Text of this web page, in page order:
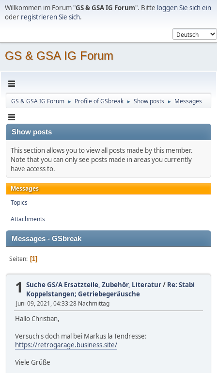
Willkommen im Forum "GS & GSA IG Forum". Bitte loggen Sie sich ein
oder registrieren Sie sich.
GS & GSA IG Forum
GS & GSA IG Forum ► Profile of GSbreak ► Show posts ► Messages
Show posts
This section allows you to view all posts made by this member.
Note that you can only see posts made in areas you currently
have access to.
Messages
Topics
Attachments
Messages - GSbreak
Seiten 1
1 Suche GS/A Ersatzteile, Zubehör, Literatur/ Re: Stabi
Koppelstangen; Getriebegeräusche
Juni 09, 2021, 04:33:28 Nachmittag
Hallo Christian,
Versuch's doch mal bei Markus la Tendresse:
https://retrogarage.business.site/
Viele Grüße